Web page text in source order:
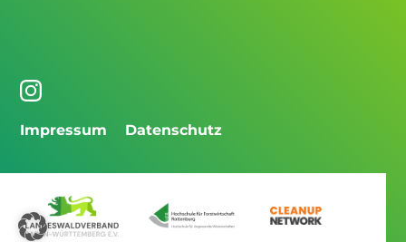
Impressum Datenschutz